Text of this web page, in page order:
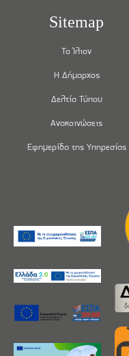
Sitemap
Το Ίλιον
Η Δήμαρχος
Δελτία Τύπου
Ανακοινώσεις
Εφημερίδα της Υπηρεσίας